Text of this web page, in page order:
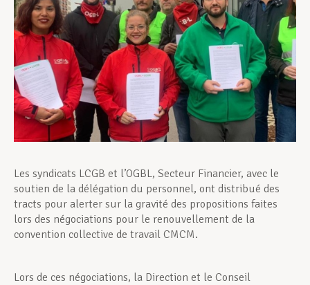
Devenir Membre
Actualités
Les syndicats LCGB et l’OGBL, Secteur Financier, avec le
soutien de la délégation du personnel, ont distribué des
tracts pour alerter sur la gravité des propositions faites
lors des négociations pour le renouvellement de la
convention collective de travail CMCM.
Lors de ces négociations, la Direction et le Conseil